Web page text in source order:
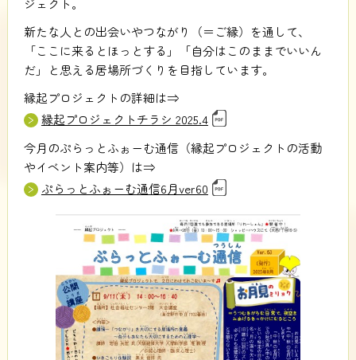
ジェクト。
新たな人との出会いやつながり（＝ご縁）を通して、
「ここに来るとほっとする」「自分はこのままでいいん
だ」と思える居場所づくりを目指しています。
縁起プロジェクトの詳細は⇒
縁起プロジェクトチラシ 2025.4
今月のぷらっとふぉーむ通信（縁起プロジェクトの活動
やイベント案内等）は⇒
ぷらっとふぉーむ通信6月ver60